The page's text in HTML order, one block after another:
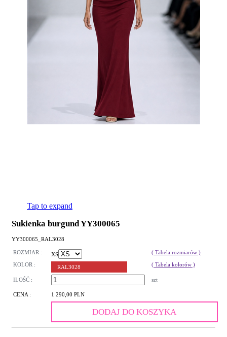
Tap to expand
Sukienka burgund YY300065
YY300065_RAL3028
ROZMIAR : XS
( Tabela rozmiarów )
KOLOR :
RAL3028 ( Tabela kolorów )
ILOŚĆ : szt
CENA : 1 290,00 PLN
DODAJ DO KOSZYKA